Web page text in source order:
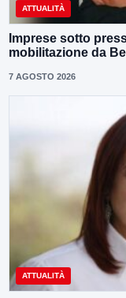
ATTUALITÀ
Imprese sotto
mobilitazione da
7 AGOSTO 2026
ATTUALITÀ